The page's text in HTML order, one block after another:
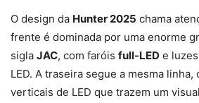
O design da Hunter 2025 chama
frente é dominada por uma enorme
sigla JAC, com faróis full-LED e
LED. A traseira segue a mesma linha,
verticais de LED que trazem um